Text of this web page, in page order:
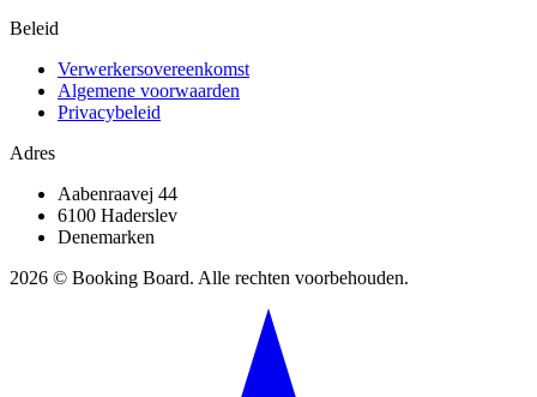
Beleid
Verwerkersovereenkomst
Algemene voorwaarden
Privacybeleid
Adres
Aabenraavej 44
6100 Haderslev
Denemarken
2026 © Booking Board. Alle rechten voorbehouden.